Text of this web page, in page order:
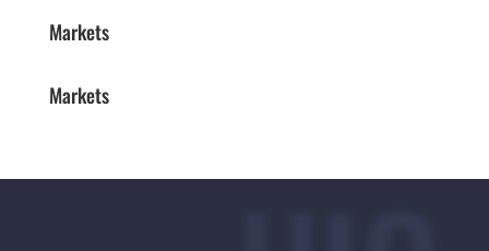
Markets
Markets